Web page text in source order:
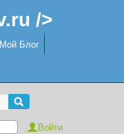
/>
Мой Блог